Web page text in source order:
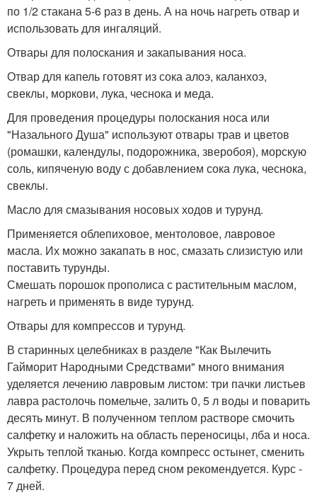
по 1/2 стакана 5-6 раз в день. А на ночь нагреть отвар и
использовать для ингаляций.
Отвары для полоскания и закапывания носа.
Отвар для капель готовят из сока алоэ, каланхоэ,
свеклы, моркови, лука, чеснока и меда.
Для проведения процедуры полоскания носа или
"Назального Душа" используют отвары трав и цветов
(ромашки, календулы, подорожника, зверобоя), морскую
соль, кипяченую воду с добавлением сока лука, чеснока,
свеклы.
Масло для смазывания носовых ходов и турунд.
Применяется облепиховое, ментоловое, лавровое
масла. Их можно закапать в нос, смазать слизистую или
поставить турунды.
Смешать порошок прополиса с растительным маслом,
нагреть и применять в виде турунд.
Отвары для компрессов и турунд.
В старинных целебниках в разделе "Как Вылечить
Гайморит Народными Средствами" много внимания
уделяется лечению лавровым листом: три пачки листьев
лавра растолочь помельче, залить 0, 5 л воды и поварить
десять минут. В полученном теплом растворе смочить
салфетку и наложить на область переносицы, лба и носа.
Укрыть теплой тканью. Когда компресс остынет, сменить
салфетку. Процедура перед сном рекомендуется. Курс -
7 дней.